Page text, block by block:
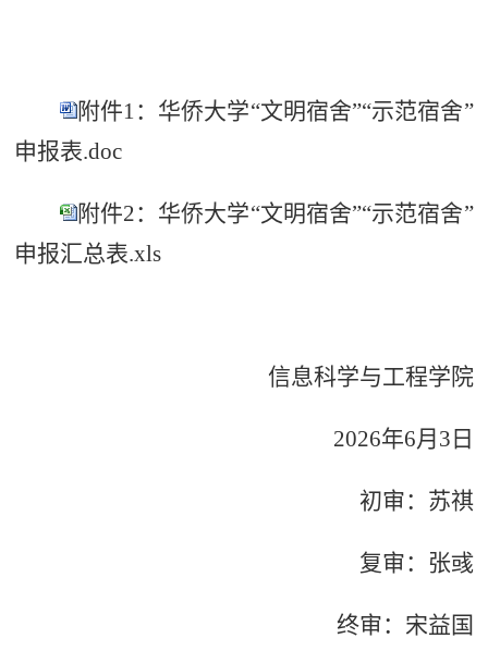
附件1：华侨大学“文明宿舍”“示范宿舍”
申报表.doc
附件2：华侨大学“文明宿舍”“示范宿舍”
申报汇总表.xls
信息科学与工程学院
2026年6月 3日
初审：苏祺
复审：张彧
终审：宋益国